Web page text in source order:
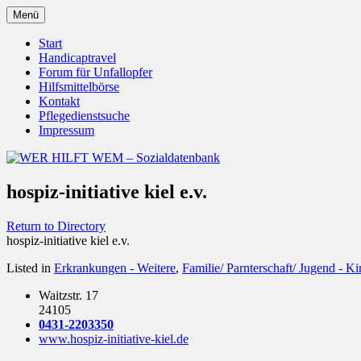
Zum
Inhalt
springen
WER HILFT WEM –
Menü
Start
Handicaptravel
Forum für Unfallopfer
Hilfsmittelbörse
Kontakt
Pflegedienstsuche
Impressum
hospiz-initiative kiel e.v.
Return to Directory
hospiz-initiative kiel e.v.
Listed in Erkrankungen - Weitere, Familie/ Parnterschaft/ Jugend -
Waitzstr. 17
24105
0431-2203350
www.hospiz-initiative-kiel.de